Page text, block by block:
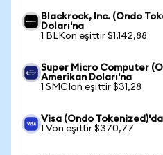
Blackrock, Inc. (Ondo
Doları'na
1 BLKon eşittir $1.142,88
Super Micro Computer
Amerikan Doları'na
1 SMCIon eşittir $31,28
Visa (Ondo
1 Von eşittir $370,77